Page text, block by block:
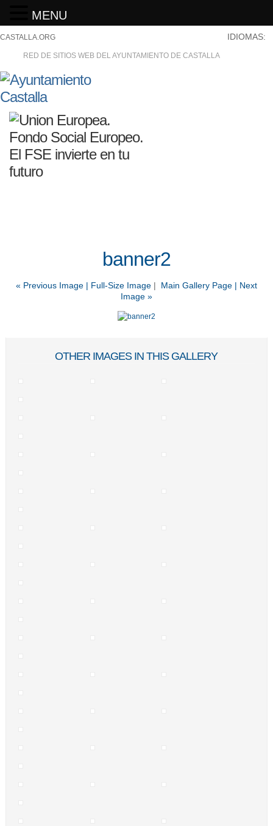
CASTALLA.ORG
RED DE SITIOS WEB DEL AYUNTAMIENTO DE CASTALLA
IDIOMAS:
banner2
« Previous Image | Full-Size Image| Main Gallery Page | Next
Image »
OTHER IMAGES IN THIS GALLERY
MENU